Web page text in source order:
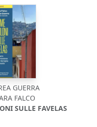
GUERRA
FALCO
SULLE FAVELAS